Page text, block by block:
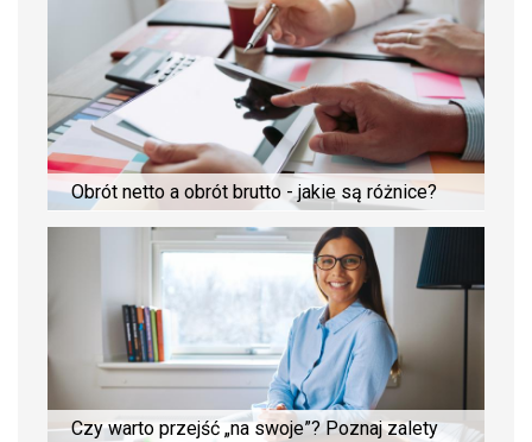
Obrót netto a obrót brutto - jakie są różnice?
Czy warto przejść „na swoje”? Poznaj zalety